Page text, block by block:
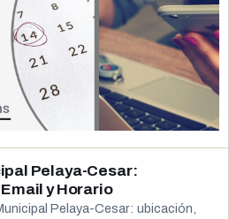
Pelaya-Cesar:
y Horario
Pelaya-Cesar: ubicación,